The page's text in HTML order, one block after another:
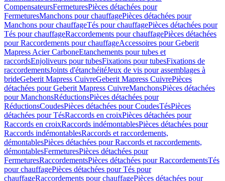
CompensateursFermeturesPièces détachées pour
FermeturesManchons pour chauffagePièces détachées pour
Manchons pour chauffageTés pour chauffagePièces détachées pour
Tés pour chauffageRaccordements pour chauffagePièces détachées
pour Raccordements pour chauffageAccessoires pour Geberit
Mapress Acier CarboneEtanchements pour tubes et
raccordsEnjoliveurs pour tubesFixations pour tubesFixations de
raccordementsJoints d'étanchéitéJeux de vis pour assemblages à
brideGeberit Mapress CuivreGeberit Mapress CuivrePièces
détachées pour Geberit Mapress CuivreManchonsPièces détachées
pour ManchonsRéductionsPièces détachées pour
RéductionsCoudesPièces détachées pour CoudesTésPièces
détachées pour TésRaccords en croixPièces détachées pour
Raccords en croixRaccords indémontablesPièces détachées pour
Raccords indémontablesRaccords et raccordements,
démontablesPièces détachées pour Raccords et raccordements,
démontablesFermeturesPièces détachées pour
FermeturesRaccordementsPièces détachées pour RaccordementsTés
pour chauffagePièces détachées pour Tés pour
chauffageRaccordements pour chauffagePièces détachées pour